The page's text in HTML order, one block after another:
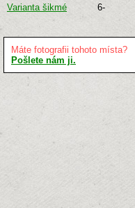
Varianta šikmé
6-
Máte fotografii tohoto místa?
Pošlete nám ji.